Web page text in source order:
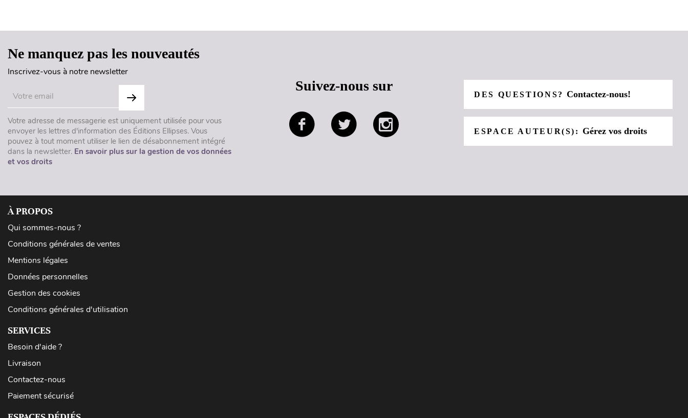
Ne manquez pas les nouveautés
Inscrivez-vous à notre newsletter
Votre adresse de messagerie est uniquement utilisée pour vous
envoyer les lettres d'information des Éditions Ellipses. Vous
pouvez à tout moment utiliser le lien de désabonnement intégré
dans la newsletter. En savoir plus sur la gestion de vos données
et vos droits
Suivez-nous sur
DES QUESTIONS?Contactez-nous!
ESPACE AUTEUR(S): Gérez vos droits
À PROPOS
Qui sommes-nous ?
Conditions générales de ventes
Mentions légales
Données personnelles
Gestion des cookies
Conditions générales d'utilisation
SERVICES
Besoin d'aide ?
Livraison
Contactez-nous
Paiement sécurisé